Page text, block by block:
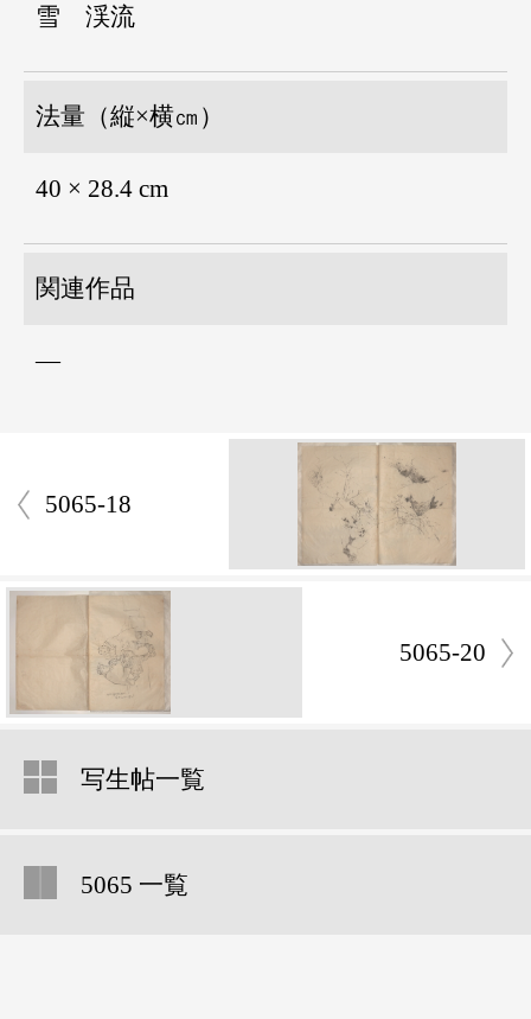
雪 渓流
法量（縦×横㎝）
40 × 28.4 cm
関連作品
―
5065-18
写生帖一覧
5065 一覧
5065-20